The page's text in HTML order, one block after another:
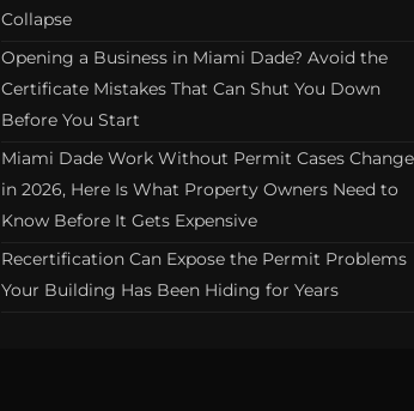
Collapse
Opening a Business in Miami Dade? Avoid the
Certificate Mistakes That Can Shut You Down
Before You Start
Miami Dade Work Without Permit Cases
in 2026, Here Is What Property Owners Need to
Know Before It Gets Expensive
Recertification Can Expose the Permit Problems
Your Building Has Been Hiding for Years